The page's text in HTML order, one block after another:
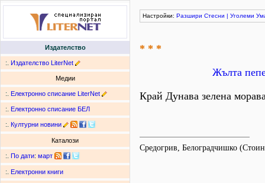
Издателство
:. Издателство LiterNet
Медии
:. Електронно списание LiterNet
:. Електронно списание БЕЛ
:. Културни новини
Каталози
:. По дати: март
:. Електронни книги
Настройки: Разшири Стесни | Уголеми
* * *
Жълта
Край Дунава зелена
Средогрив, Белоградчишко